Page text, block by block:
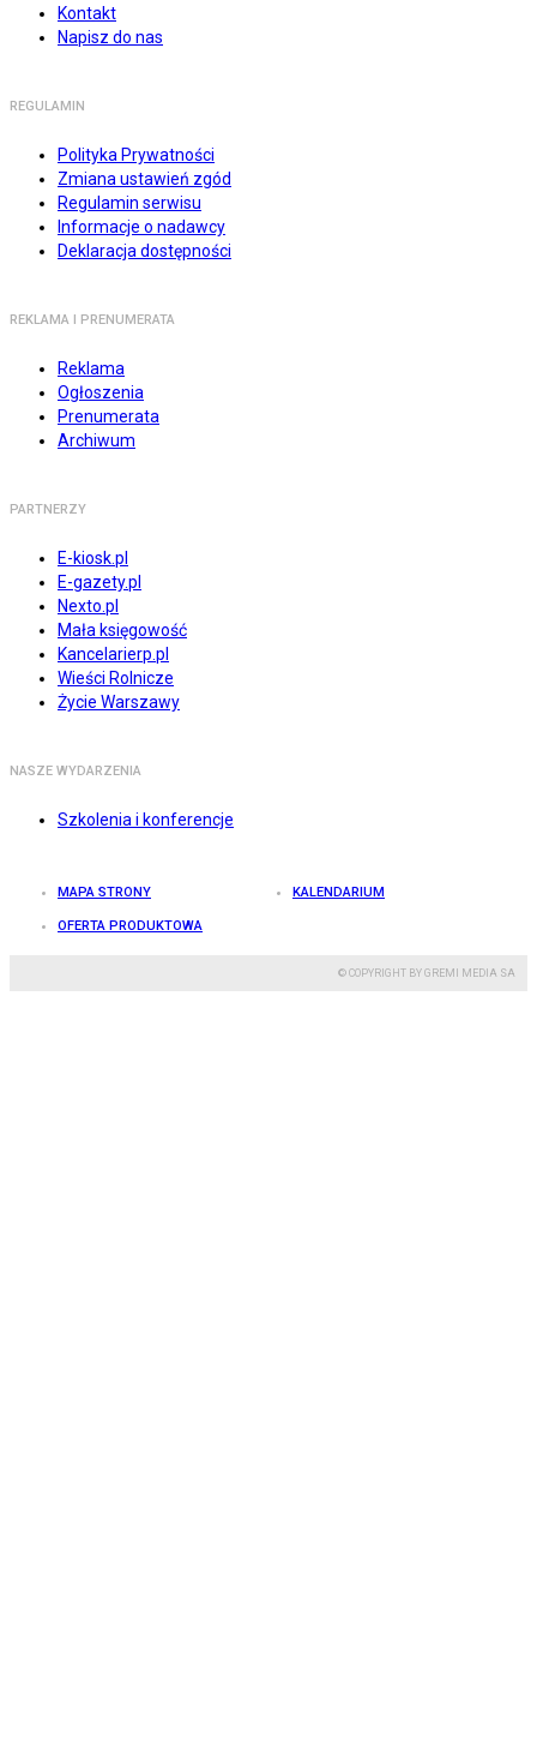
Kontakt
Napisz do nas
REGULAMIN
Polityka Prywatności
Zmiana ustawień zgód
Regulamin serwisu
Informacje o nadawcy
Deklaracja dostępności
REKLAMA I PRENUMERATA
Reklama
Ogłoszenia
Prenumerata
Archiwum
PARTNERZY
E-kiosk.pl
E-gazety.pl
Nexto.pl
Mała księgowość
Kancelarierp.pl
Wieści Rolnicze
Życie Warszawy
NASZE WYDARZENIA
Szkolenia i konferencje
MAPA STRONY KALENDARIUM
OFERTA PRODUKTOWA
© COPYRIGHT BY GREMI MEDIA SA